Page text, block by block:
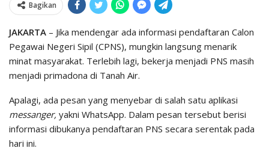
Bagikan
JAKARTA – Jika mendengar ada informasi pendaftaran Calon
Pegawai Negeri Sipil (CPNS), mungkin langsung menarik
minat masyarakat. Terlebih lagi, bekerja menjadi PNS masih
menjadi primadona di Tanah Air.
Apalagi, ada pesan yang menyebar di salah satu aplikasi
messanger, yakni WhatsApp. Dalam pesan tersebut berisi
informasi dibukanya pendaftaran PNS secara serentak pada
hari ini.